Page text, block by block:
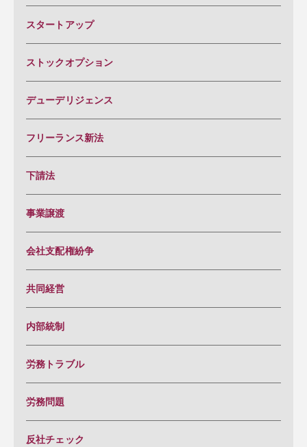
スタートアップ
ストックオプション
デューデリジェンス
フリーランス新法
下請法
事業譲渡
会社支配権紛争
共同経営
内部統制
労務トラブル
労務問題
反社チェック